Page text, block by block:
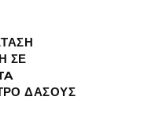
ΣΕ
ΔΑΣΟΥΣ